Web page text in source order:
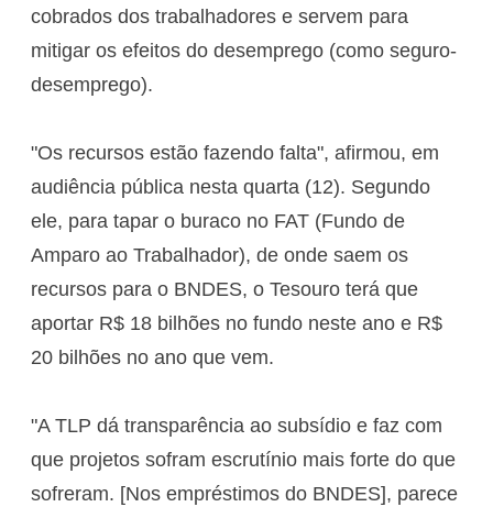
cobrados dos trabalhadores e servem para
mitigar os efeitos do desemprego (como seguro-
desemprego).
"Os recursos estão fazendo falta", afirmou, em
audiência pública nesta quarta (12). Segundo
ele, para tapar o buraco no FAT (Fundo de
Amparo ao Trabalhador), de onde saem os
recursos para o BNDES, o Tesouro terá que
aportar R$ 18 bilhões no fundo neste ano e R$
20 bilhões no ano que vem.
"A TLP dá transparência ao subsídio e faz com
que projetos sofram escrutínio mais forte do que
sofreram. [Nos empréstimos do BNDES], parece